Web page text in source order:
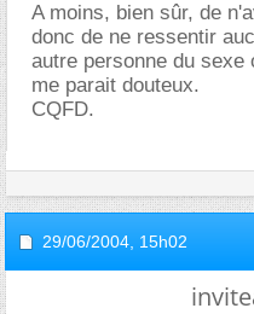
A moins, bien sûr, de
donc de ne ressentir
autre personne du
me parait douteux.
CQFD.
29/06/2004, 15h02